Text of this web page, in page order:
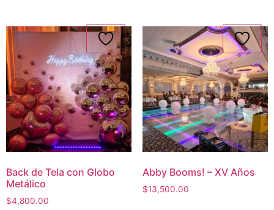
Back de Tela con Globo
Metálico
$4,800.00
Abby Booms! – XV Años
$13,500.00